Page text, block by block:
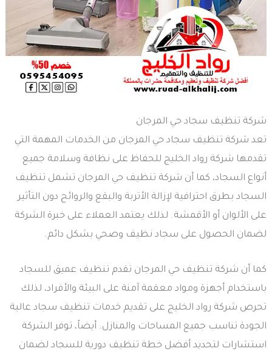
شركة تنظيف سجاد حي المرجان
تعد شركة تنظيف سجاد حي المرجان من الخدمات المهمة التي
تقدمها شركة رواد الخليج للحفاظ على نظافة وسلامة جميع
أنواع السجاد، كما أن شركة تنظيف حي المرجان تشمل تنظيف
السجاد بطرق احترافية لإزالة الأتربة والبقع والروائح دون التأثير
على الألوان أو الأقمشة. لذلك يعتمد العملاء على خبرة الشركة
لضمان الحصول على سجاد نظيف وصحي بشكل دائم.
كما أن شركة تنظيف حي المرجان تقدم تنظيف عميق للسجاد
باستخدام أجهزة ومواد معقمة آمنة على البيئة والأفراد، لذلك
تحرص شركة رواد الخليج على تقديم خدمات تنظيف سجاد عالية
الجودة تناسب جميع المساحات والمنازل. أيضاً، توفر الشركة
استشارات لتحديد أفضل خطة تنظيف دورية للسجاد لضمان